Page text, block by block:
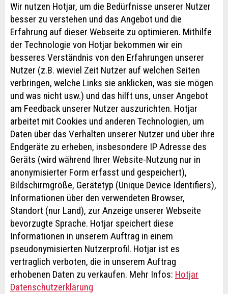
Wir nutzen Hotjar, um die Bedürfnisse unserer Nutzer
besser zu verstehen und das Angebot und die
Erfahrung auf dieser Webseite zu optimieren. Mithilfe
der Technologie von Hotjar bekommen wir ein
besseres Verständnis von den Erfahrungen unserer
Nutzer (z.B. wieviel Zeit Nutzer auf welchen Seiten
verbringen, welche Links sie anklicken, was sie mögen
und was nicht usw.) und das hilft uns, unser Angebot
am Feedback unserer Nutzer auszurichten. Hotjar
arbeitet mit Cookies und anderen Technologien, um
Daten über das Verhalten unserer Nutzer und über ihre
Endgeräte zu erheben, insbesondere IP Adresse des
Geräts (wird während Ihrer Website-Nutzung nur in
anonymisierter Form erfasst und gespeichert),
Bildschirmgröße, Gerätetyp (Unique Device Identifiers),
Informationen über den verwendeten Browser,
Standort (nur Land), zur Anzeige unserer Webseite
bevorzugte Sprache. Hotjar speichert diese
Informationen in unserem Auftrag in einem
pseudonymisierten Nutzerprofil. Hotjar ist es
vertraglich verboten, die in unserem Auftrag
erhobenen Daten zu verkaufen. Mehr Infos: Hotjar
Datenschutzerklärung